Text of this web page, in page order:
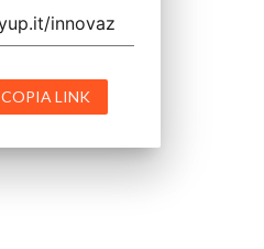
COPIA LINK